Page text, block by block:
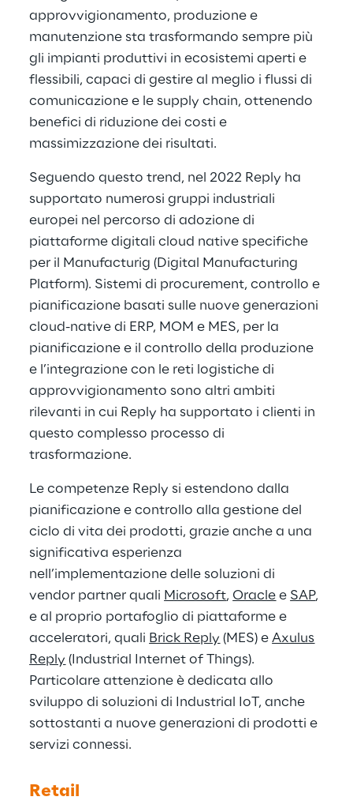
approvvigionamento, produzione e
manutenzione sta trasformando sempre più
gli impianti produttivi in ecosistemi aperti e
flessibili, capaci di gestire al meglio i flussi di
comunicazione e le supply chain, ottenendo
benefici di riduzione dei costi e
massimizzazione dei risultati.
Seguendo questo trend, nel 2022 Reply ha
supportato numerosi gruppi industriali
europei nel percorso di adozione di
piattaforme digitali cloud native specifiche
per il Manufacturig (Digital Manufacturing
Platform). Sistemi di procurement, controllo e
pianificazione basati sulle nuove generazioni
cloud-native di ERP, MOM e MES, per la
pianificazione e il controllo della produzione
e l’integrazione con le reti logistiche di
approvvigionamento sono altri ambiti
rilevanti in cui Reply ha supportato i clienti in
questo complesso processo di
trasformazione.
Le competenze Reply si estendono dalla
pianificazione e controllo alla gestione del
ciclo di vita dei prodotti, grazie anche a una
significativa esperienza
nell’implementazione delle soluzioni di
vendor partner quali Microsoft, Oracle e SAP,
e al proprio portafoglio di piattaforme e
acceleratori, quali Brick Reply (MES) e Axulus
Reply (Industrial Internet of Things).
Particolare attenzione è dedicata allo
sviluppo di soluzioni di Industrial IoT, anche
sottostanti a nuove generazioni di prodotti e
servizi connessi.
Retail